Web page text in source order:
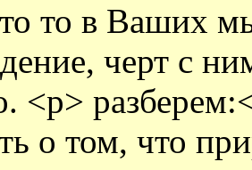
то в Ваших
черт с
<p>
о том, что